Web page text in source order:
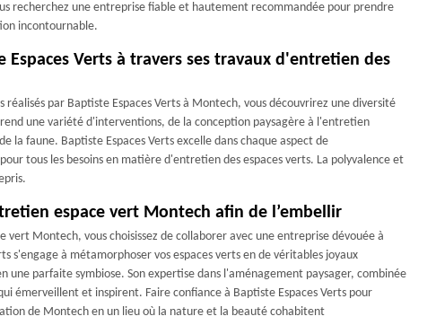
recherchez une entreprise fiable et hautement recommandée pour prendre
incontournable.
Verts à travers ses travaux d'entretien des
par Baptiste Espaces Verts à Montech, vous découvrirez une diversité
une variété d'interventions, de la conception paysagère à l'entretien
la faune. Baptiste Espaces Verts excelle dans chaque aspect de
tous les besoins en matière d'entretien des espaces verts. La polyvalence et
espace vert Montech afin de l’embellir
vert Montech, vous choisissez de collaborer avec une entreprise dévouée à
s'engage à métamorphoser vos espaces verts en de véritables joyaux
parfaite symbiose. Son expertise dans l'aménagement paysager, combinée
émerveillent et inspirent. Faire confiance à Baptiste Espaces Verts pour
de Montech en un lieu où la nature et la beauté cohabitent